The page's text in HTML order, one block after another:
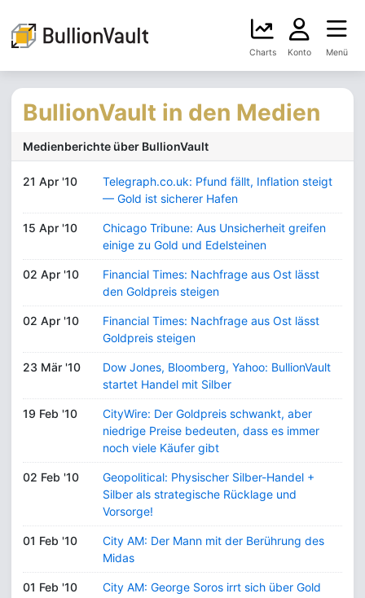
Charts Konto Menü
BullionVault in den Medien
Medienberichte über BullionVault
21 Apr '10
Telegraph.co.uk: Pfund fällt, Inflation steigt
— Gold ist sicherer Hafen
15 Apr '10
Chicago Tribune: Aus Unsicherheit greifen
einige zu Gold und Edelsteinen
02 Apr '10
Financial Times: Nachfrage aus Ost lässt
den Goldpreis steigen
02 Apr '10
Financial Times: Nachfrage aus Ost lässt
Goldpreis steigen
23 Mär '10
Dow Jones, Bloomberg, Yahoo: BullionVault
startet Handel mit Silber
19 Feb '10
CityWire: Der Goldpreis schwankt, aber
niedrige Preise bedeuten, dass es immer
noch viele Käufer gibt
02 Feb '10
Geopolitical: Physischer Silber-Handel +
Silber als strategische Rücklage und
Vorsorge!
01 Feb '10
City AM: Der Mann mit der Berührung des
Midas
01 Feb '10 City AM: George Soros irrt sich über Gold